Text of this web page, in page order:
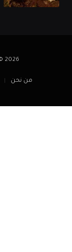
2026 © العرب ميديا. جميع الحقوق محفوظة.
من نحن